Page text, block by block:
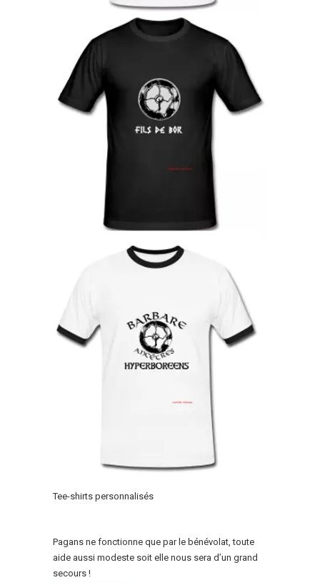
Tee-shirts personnalisés
Pagans ne fonctionne que par le bénévolat, toute
aide aussi modeste soit elle nous sera d’un grand
secours !